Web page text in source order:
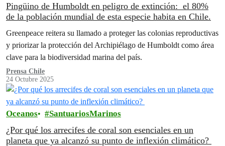
Pingüino de Humboldt en peligro de extinción: el 80%
de la población mundial de esta especie habita en Chile.
Greenpeace reitera su llamado a proteger las colonias reproductivas
y priorizar la protección del Archipiélago de Humboldt como área
clave para la biodiversidad marina del país.
Prensa Chile
24 Octubre 2025
Oceanos SantuariosMarinos
¿Por qué los arrecifes de coral son esenciales en un
planeta que ya alcanzó su punto de inflexión climático?